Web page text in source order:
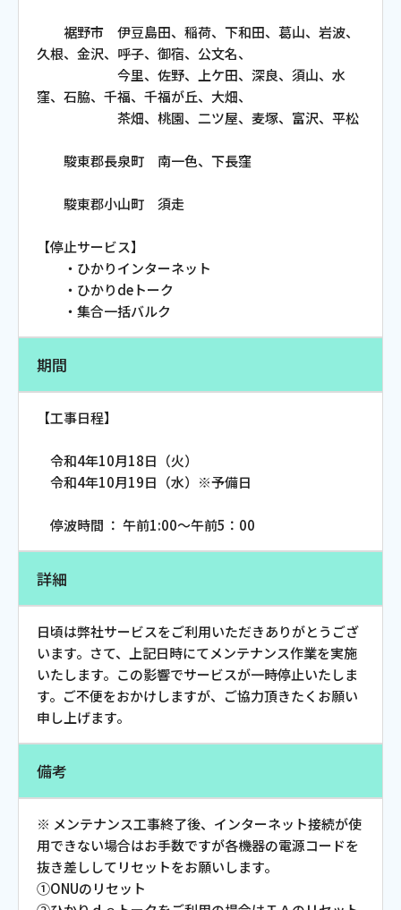
お電話でのお問い合わせ
受付時間：9:30〜18:00 年中無休
Webメール
おトクなプラン
パンフレット・チラシ
お知らせ
サイトマップ
ウェブサイトのご利用について
放送基準
安全・安心マーク
安全・安心ガイド
情報セキュリティ基本方針
ご利用約款・重要事項説明書
裾野市 伊豆島田、稲荷、下和田、葛山、岩波、
久根、金沢、呼子、御宿、公文名、
今里、佐野、上ケ田、深良、須山、水
窪、石脇、千福、千福が丘、大畑、
茶畑、桃園、二ツ屋、麦塚、富沢、平松
駿東郡長泉町 南一色、下長窪
駿東郡小山町 須走
【停止サービス】
・ひかりインターネット
・ひかりdeトーク
・集合一括バルク
期間
【工事日程】
令和4年10月18日（火）
令和4年10月19日（水）※予備日
停波時間 ： 午前1:00～午前5：00
詳細
日頃は弊社サービスをご利用いただきありがとうござ
います。さて、上記日時にてメンテナンス作業を実施
いたします。この影響でサービスが一時停止いたしま
す。ご不便をおかけしますが、ご協力頂きたくお願い
申し上げます。
備考
※ メンテナンス工事終了後、インターネット接続が使
用できない場合はお手数ですが各機器の電源コードを
抜き差ししてリセットをお願いします。
①ONUのリセット